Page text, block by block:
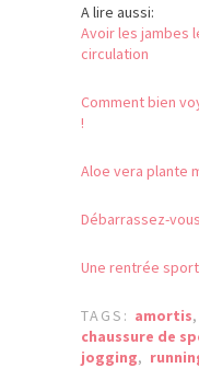
A lire aussi:
Avoir les jambes
circulation
Comment bien
!
Aloe vera plante
Débarrassez-
Une rentrée
TAGS: amortis,
chaussure de
jogging,